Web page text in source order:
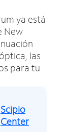
ya está
New
las
para tu
Scipio
Center